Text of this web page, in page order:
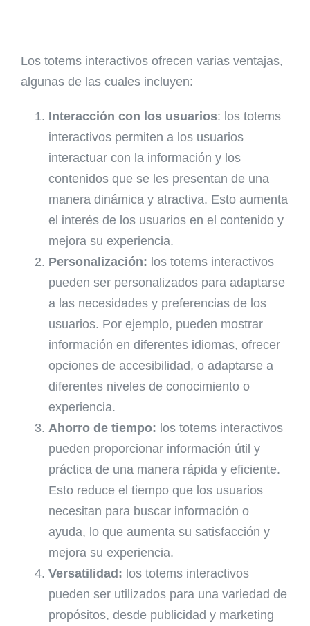
Los totems interactivos ofrecen varias ventajas,
algunas de las cuales incluyen:
Interacción con los usuarios: los totems
interactivos permiten a los usuarios
interactuar con la información y los
contenidos que se les presentan de una
manera dinámica y atractiva. Esto aumenta
el interés de los usuarios en el contenido y
mejora su experiencia.
Personalización: los totems interactivos
pueden ser personalizados para adaptarse
a las necesidades y preferencias de los
usuarios. Por ejemplo, pueden mostrar
información en diferentes idiomas, ofrecer
opciones de accesibilidad, o adaptarse a
diferentes niveles de conocimiento o
experiencia.
Ahorro de tiempo: los totems interactivos
pueden proporcionar información útil y
práctica de una manera rápida y eficiente.
Esto reduce el tiempo que los usuarios
necesitan para buscar información o
ayuda, lo que aumenta su satisfacción y
mejora su experiencia.
Versatilidad: los totems interactivos
pueden ser utilizados para una variedad de
propósitos, desde publicidad y marketing